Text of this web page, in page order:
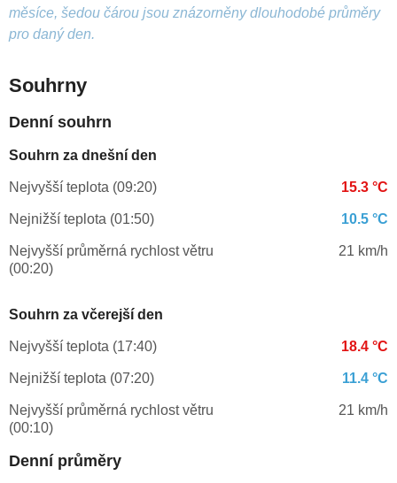
měsíce, šedou čárou jsou znázorněny dlouhodobé průměry
pro daný den.
Souhrny
Denní souhrn
Souhrn za dnešní den
Nejvyšší teplota (09:20) 15.3 °C
Nejnižší teplota (01:50) 10.5 °C
Nejvyšší průměrná rychlost větru
(00:20)
21 km/h
Souhrn za včerejší den
Nejvyšší teplota (17:40) 18.4 °C
Nejnižší teplota (07:20) 11.4 °C
Nejvyšší průměrná rychlost větru
(00:10)
21 km/h
Denní průměry